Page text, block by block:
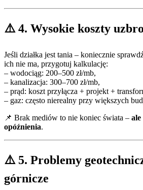
⚠️ 4. Wysokie koszty
Jeśli działka jest tania – koniecznie
ich nie ma, przygotuj kalkulację:
– wodociąg: 200–500 zł/mb,
– kanalizacja: 300–700 zł/mb,
– prąd: koszt przyłącza + projekt +
– gaz: często nierealny przy większych
📌 Brak mediów to nie koniec świata – ale
opóźnienia.
⚠️ 5. Problemy
górnicze